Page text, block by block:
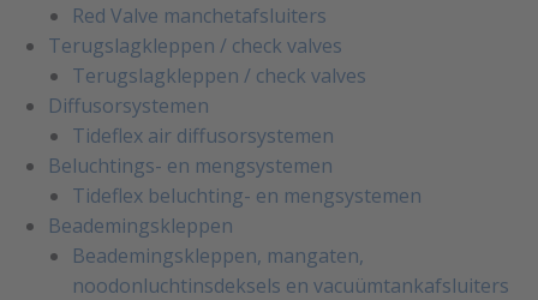
Red Valve manchetafsluiters
Terugslagkleppen / check valves
Terugslagkleppen / check valves
Diffusorsystemen
Tideflex air diffusorsystemen
Beluchtings- en mengsystemen
Tideflex beluchting- en mengsystemen
Beademingskleppen
Beademingskleppen, mangaten,
noodonluchtinsdeksels en vacuümtankafsluiters